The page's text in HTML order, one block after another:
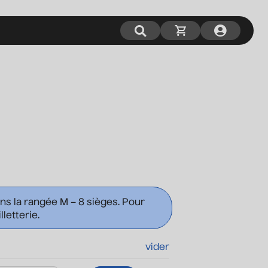
la rangée M – 8 sièges. Pour
vider